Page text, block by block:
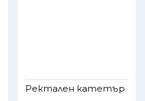
Ректален катетър